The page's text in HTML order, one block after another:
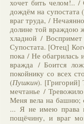
хочет бить челом!.. /
дождём на супостата (
враг труда, /
долине той враждою
хладной /
Супостата. [Отец]
пока / Не обагрилась
вражда / Боится
покойнику со всех
(Пушкин). [Григорий]
мечтанье /
Меня вела на башню;
... Я не имею права
пощёчину, и враг